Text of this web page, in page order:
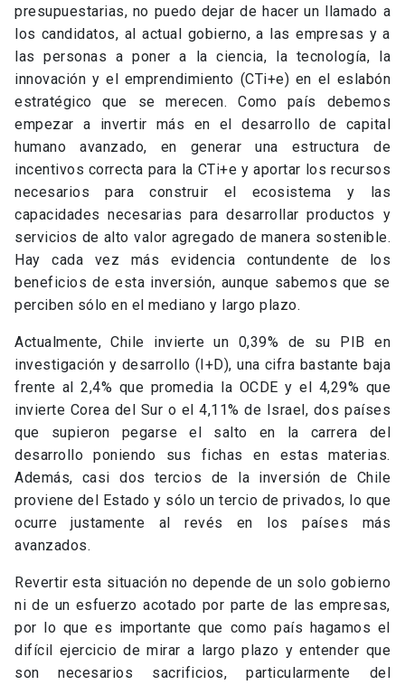
presupuestarias, no puedo dejar de hacer un llamado a
los candidatos, al actual gobierno, a las empresas y a
las personas a poner a la ciencia, la tecnología, la
innovación y el emprendimiento (CTi+e) en el eslabón
estratégico que se merecen. Como país debemos
empezar a invertir más en el desarrollo de capital
humano avanzado, en generar una estructura de
incentivos correcta para la CTi+e y aportar los recursos
necesarios para construir el ecosistema y las
capacidades necesarias para desarrollar productos y
servicios de alto valor agregado de manera sostenible.
Hay cada vez más evidencia contundente de los
beneficios de esta inversión, aunque sabemos que se
perciben sólo en el mediano y largo plazo.
Actualmente, Chile invierte un 0,39% de su PIB en
investigación y desarrollo (I+D), una cifra bastante baja
frente al 2,4% que promedia la OCDE y el 4,29% que
invierte Corea del Sur o el 4,11% de Israel, dos países
que supieron pegarse el salto en la carrera del
desarrollo poniendo sus fichas en estas materias.
Además, casi dos tercios de la inversión de Chile
proviene del Estado y sólo un tercio de privados, lo que
ocurre justamente al revés en los países más
avanzados.
Revertir esta situación no depende de un solo gobierno
ni de un esfuerzo acotado por parte de las empresas,
por lo que es importante que como país hagamos el
difícil ejercicio de mirar a largo plazo y entender que
son necesarios sacrificios, particularmente del